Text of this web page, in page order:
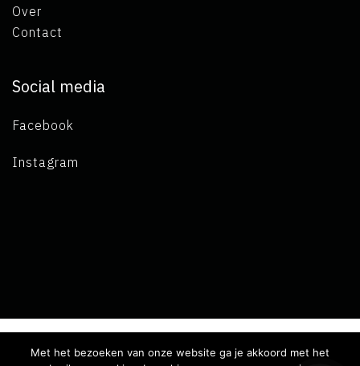
Over
Contact
Social media
Facebook
Instagram
Copyright 2019 L.A. de Visser -Algemene voorwaarden-
Met het bezoeken van onze website ga je akkoord met het